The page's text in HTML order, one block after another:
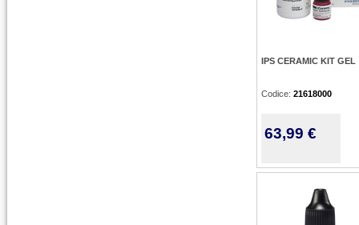
IPS CERAMIC KIT GEL
Codice: 21618000
63,99 €